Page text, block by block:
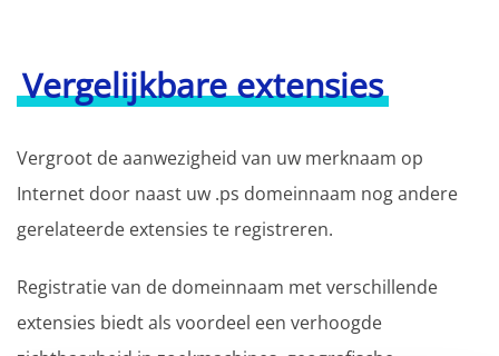
Vergelijkbare extensies
Vergroot de aanwezigheid van uw merknaam op
Internet door naast uw .ps domeinnaam nog andere
gerelateerde extensies te registreren.
Registratie van de domeinnaam met verschillende
extensies biedt als voordeel een verhoogde